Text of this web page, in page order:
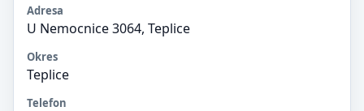
Adresa
U Nemocnice 3064, Teplice
Okres
Teplice
Telefon